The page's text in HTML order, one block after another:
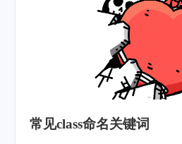
常见class命名关键词